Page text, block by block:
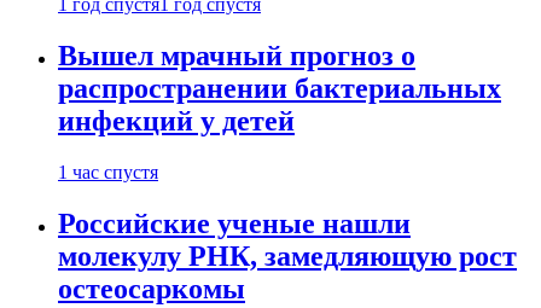
1 год спустя 1 год спустя
Вышел мрачный прогноз о
распространении бактериальных
инфекций у детей
1 час спустя
Российские ученые нашли
молекулу РНК, замедляющую рост
остеосаркомы